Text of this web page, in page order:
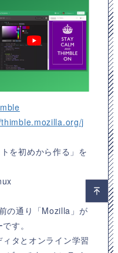
j
を初めから作る」を
の通り「Mozilla」が
す。
タとオンライン学習